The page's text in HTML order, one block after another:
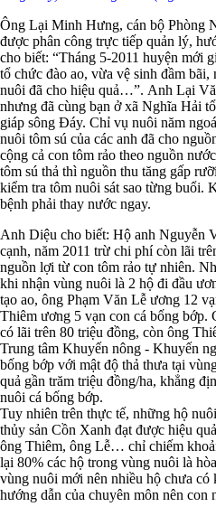
Ông Lại Minh Hưng, cán bộ Phòng
được phân công trực tiếp quản lý,
cho biết: “Tháng 5-2011 huyện mới
tổ chức đào ao, vừa vệ sinh đầm
nuôi đã cho hiệu quả…”. Anh Lại
nhưng đã cùng bạn ở xã Nghĩa Hải
giáp sông Đáy. Chỉ vụ nuôi năm
nuôi tôm sú của các anh đã cho
cộng cả con tôm rảo theo nguồn
tôm sú thả thì nguồn thu tăng gấp
kiểm tra tôm nuôi sát sao từng buổi.
bệnh phải thay nước ngay.
Anh Diệu cho biết: Hộ anh Nguyễn
cạnh, năm 2011 trừ chi phí còn lãi
nguồn lợi từ con tôm rảo tự nhiên.
khi nhận vùng nuôi là 2 hộ đi đầu
tạo ao, ông Phạm Văn Lễ ương 12
Thiêm ương 5 vạn con cá bống bớp.
có lãi trên 80 triệu đồng, còn ông
Trung tâm Khuyến nông - Khuyến
bống bớp với mật độ thả thưa tại
quả gần trăm triệu đồng/ha, khẳng
nuôi cá bống bớp.
Tuy nhiên trên thực tế, những hộ
thủy sản Cồn Xanh đạt được hiệu
ông Thiêm, ông Lễ… chỉ chiếm
lại 80% các hộ trong vùng nuôi là
vùng nuôi mới nên nhiều hộ chưa có
hướng dẫn của chuyên môn nên con